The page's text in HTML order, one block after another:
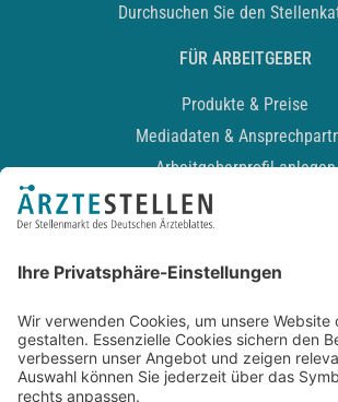
Durchsuchen Sie den
FÜR ARBEITGEBER
Produkte & Preise
Mediadaten &
Arbeitgeberprofil anlegen
Recruiting-Podcast
Kontakt
Datenschutz
Newsletter